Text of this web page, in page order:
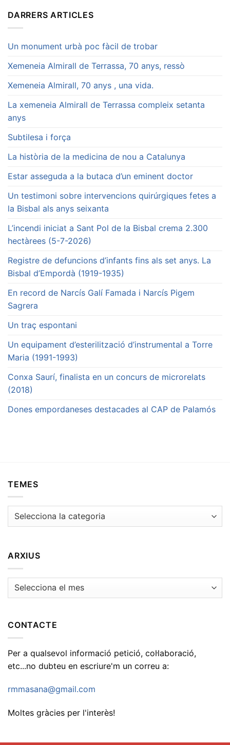
DARRERS ARTICLES
Un monument urbà poc fàcil de trobar
Xemeneia Almirall de Terrassa, 70 anys, ressò
Xemeneia Almirall, 70 anys , una vida.
La xemeneia Almirall de Terrassa compleix setanta
anys
Subtilesa i força
La història de la medicina de nou a Catalunya
Estar asseguda a la butaca d’un eminent doctor
Un testimoni sobre intervencions quirúrgiques fetes a
la Bisbal als anys seixanta
L’incendi iniciat a Sant Pol de la Bisbal crema 2.300
hectàrees (5-7-2026)
Registre de defuncions d’infants fins als set anys. La
Bisbal d’Empordà (1919-1935)
En record de Narcís Galí Famada i Narcís Pigem
Sagrera
Un traç espontani
Un equipament d’esterilització d’instrumental a Torre
Maria (1991-1993)
Conxa Saurí, finalista en un concurs de microrelats
(2018)
Dones empordaneses destacades al CAP de Palamós
TEMES
Temes
ARXIUS
Arxius
CONTACTE
Per a qualsevol informació petició, col·laboració,
etc...no dubteu en escriure'm un correu a:
rmmasana@gmail.com
Moltes gràcies per l'interès!